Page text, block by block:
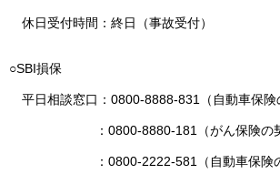
休日受付時間：終日（事故受付）
○SBI損保
平日相談窓口：0800-8888-831（自動車保険
：0800-8880-181（がん保険の
：0800-2222-581（自動車保険